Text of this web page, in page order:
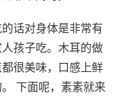
话对身体是非常有
孩子吃。木耳的做
很美味，口感上鲜
下面呢，素素就来